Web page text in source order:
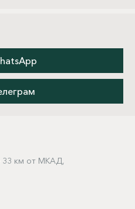
33 км от МКАД,